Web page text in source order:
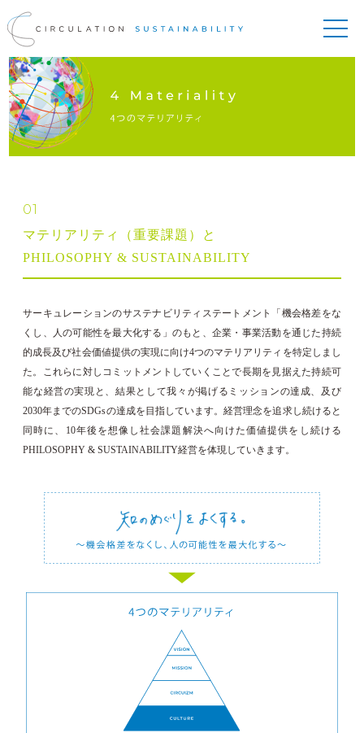
01
マテリアリティ（重要課題）と
PHILOSOPHY & SUSTAINABILITY
サーキュレーションのサステナビリティステートメント「機会格差をな
くし、人の可能性を最大化する」のもと、企業・事業活動を通じた持続
的成長及び社会価値提供の実現に向け4つのマテリアリティを特定しまし
た。これらに対しコミットメントしていくことで長期を見据えた持続可
能な経営の実現と、結果として我々が掲げるミッションの達成、及び
2030年までのSDGsの達成を目指しています。経営理念を追求し続けると
同時に、10年後を想像し社会課題解決へ向けた価値提供をし続ける
PHILOSOPHY & SUSTAINABILITY経営を体現していきます。